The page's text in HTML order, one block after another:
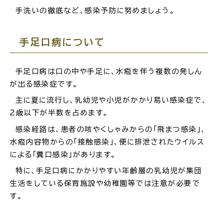
場面 探
妊娠・出産 子育て
入園・入学 結婚・離婚
手洗いの徹底など、感染予防に努めましょう。
手足口病について
手足口病は口の中や手足に、水疱を伴う複数の発しん
が出る感染症です。
主に夏に流行し、乳幼児や小児がかかり易い感染症で、
2歳以下が半数を占めます。
感染経路は、患者の咳やくしゃみからの「飛まつ感染」、
水疱内容物からの「接触感染」、便に排泄されたウイルス
による「糞口感染」があります。
特に、手足口病にかかりやすい年齢層の乳幼児が集団
生活をしている保育施設や幼稚園等では注意が必要で
す。